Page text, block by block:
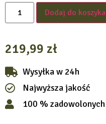
Dodaj do koszyka
219,99 zł
Wysyłka w 24h
Najwyższa jakość
100 %